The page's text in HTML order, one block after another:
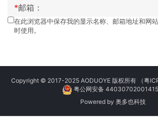
*邮箱：
在此浏览器中保存我的显示名称、邮箱地址和网
时使用。
Copyright © 2017-2025 AODUOYE 版权所有 （粤
粤公网安备
Powered by 奥多也科技